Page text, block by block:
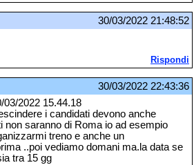
30/03/2022 21:48:52
Rispondi
30/03/2022 22:43:36
2022 15.44.18
i candidati devono anche
non saranno di Roma io ad esempio
treno e anche un
..poi vediamo domani ma.la data se
tra 15 gg